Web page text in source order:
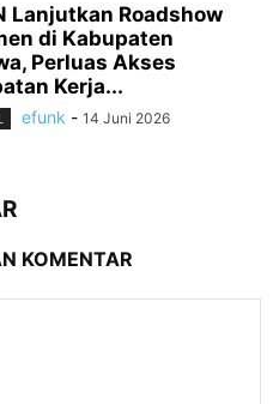
Lanjutkan Roadshow
di Kabupaten
Perluas Akses
Kerja...
efunk - 14 Juni 2026
KOMENTAR